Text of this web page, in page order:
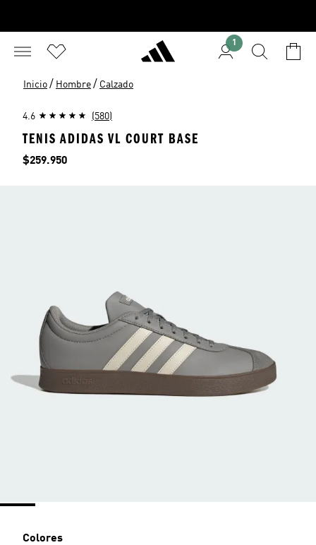
1
Inicio / Hombre / Calzado
4.6 (580)
TENIS ADIDAS VL COURT BASE
Precio
$259.950
Colores